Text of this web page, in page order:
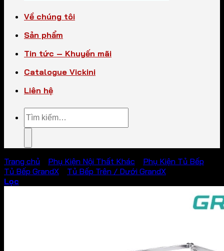
Về chúng tôi
Sản phẩm
Tin tức – Khuyến mãi
Catalogue Vickini
Liên hệ
Tìm
kiếm:
Trang chủ Phụ Kiện Nội Thất Khác Phụ Kiện Tủ Bếp
Tủ Bếp GrandX
Tủ Bếp Trên / Dưới GrandX
Lọc